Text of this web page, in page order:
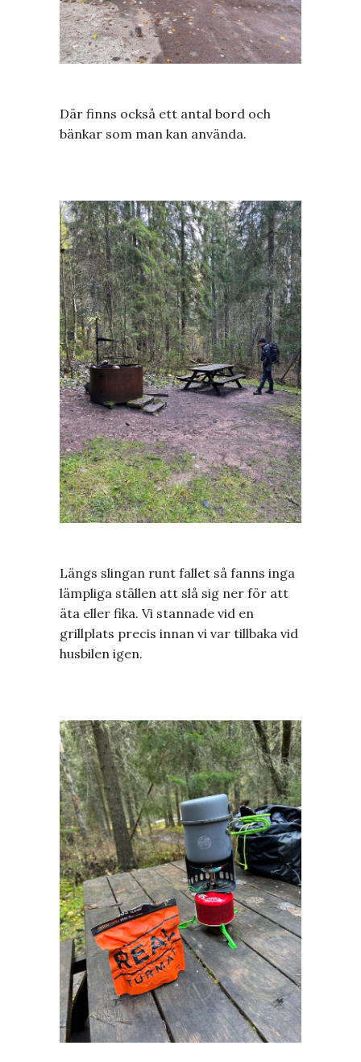
Där finns också ett antal bord och
bänkar som man kan använda.
Längs slingan runt fallet så fanns inga
lämpliga ställen att slå sig ner för att
äta eller fika. Vi stannade vid en
grillplats precis innan vi var tillbaka vid
husbilen igen.